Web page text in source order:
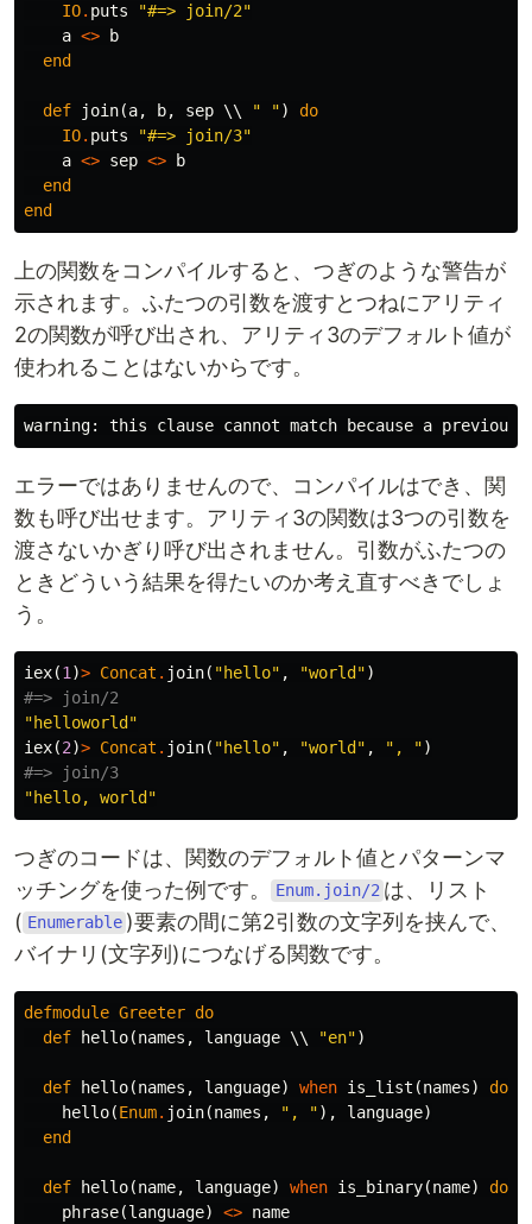
IO. puts
"#=> join/2"
a <>
b
end
def join(a, b, sep \\ " ")
do
IO. puts
"#=> join/3"
a <> sep <>
b
end
end
上の関数をコンパイルすると、つぎのような警告が
示されます。ふたつの引数を渡すとつねにアリティ
2の関数が呼び出され、アリティ3のデフォルト値が
使われることはないからです。
エラーではありませんので、コンパイルはでき、関
数も呼び出せます。アリティ3の関数は3つの引数を
渡さないかぎり呼び出されません。引数がふたつの
ときどういう結果を得たいのか考え直すべきでしょ
う。
iex(1 )> Concat . join( "hello" , "world")
#=> join/2
"helloworld"
iex(2)> Concat . join( "hello" , "world" , ", ")
#=> join/3
"hello, world"
つぎのコードは、関数のデフォルト値とパターンマ
ッチングを使った例です。
Enum.join/2 は、リスト
( Enumerable )要素の間に第2引数の文字列を挟んで、
バイナリ(文字列)につなげる関数です。
defmodule Greeter do
def
hello(names , language \\ "en")
def hello(names , language) when is_list (names)
do
hello(Enum. join(names , ", "), language)
end
def hello(name, language) when is_binary(name)
do
phrase(language) <> name